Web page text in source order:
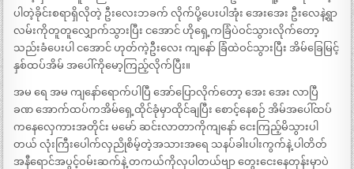
ပါတဲ့ခိုင်းစရာရှိလိုတဲ့ ဦးလေးဘခက် လိုက်ပို့ပေးပါအုံး အေးအေး ဦးလေနဲ့ရွာ
လမ်းကိုတူတူလျှောက်သွားပြီး ငအောင် ဟိုရှေ့ကခြံပဲဝင်သွားလိုက်တော့
သည်းခံပေးပါ ငအောင် ဟုတ်ကဲ့ဦးလေး ကျနော် ခြံထဲဝင်သွားပြီး အိမ်ခြေမြင့်
နှစ်ထပ်အိမ် အပေါ်ကိုမော့ကြည့်လိုက်ပြီး။
အမ ရေ အမ ကျနော်ရောက်ပါပြီ အော်ပြောလိုက်တော့ အေး အေး လာပြီ
ခဏ အောက်ထပ်ကအိမ်ရှေ့ထိုင်ခုံမှာထိုင်ချပြီး စောင့်နေစဉ် အိမ်အပေါ်ထပ်
ကနေလှေကားအတိုင်း မမော် ဆင်းလာတာကိုကျနော် ငေးကြည့်မိသွားပါ
တယ် လုံးကြီးပေါက်လှညိုစိမ့်တဲ့အသားအရေ သနပ်ခါးပါးကွက်နဲ့ ပါတိတ်
အနီရောင်အပွင့်ဝမ်းဆက်နဲ့ တကယ်ကိုလှပါတယ်ဗျာ တွေးငေးနေတုန်းမှာပဲ